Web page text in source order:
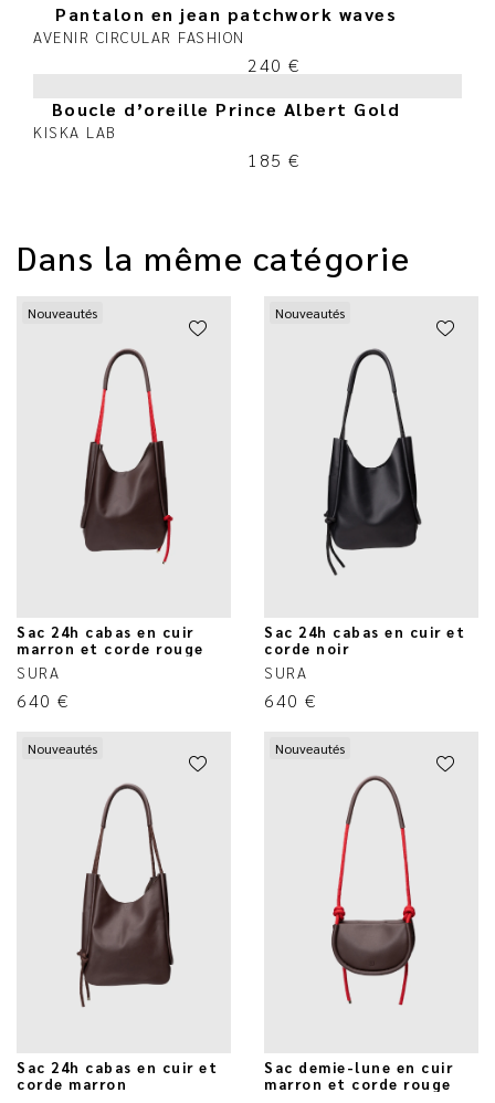
Pantalon en jean patchwork waves
AVENIR CIRCULAR FASHION
240 €
Boucle d’oreille Prince Albert Gold
KISKA LAB
185 €
Dans la même catégorie
Nouveautés
Sac 24h cabas en cuir
marron et corde rouge
SURA
640 €
Nouveautés
Sac 24h cabas en cuir et
corde noir
SURA
640 €
Nouveautés
Sac 24h cabas en cuir et
corde marron
Nouveautés
Sac demie-lune en cuir
marron et corde rouge